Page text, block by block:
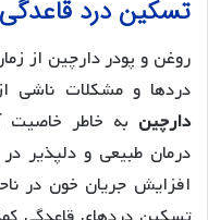
تسکین درد
روغن و پودر دارچین از
دردها و مشکلات ناشی
دارچین به خاطر خاصیت
درمان طبیعی و دلپذیر
افزایش جریان خون در